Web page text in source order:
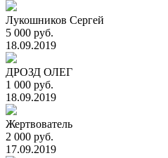
Лукошников Сергей
5 000 руб.
18.09.2019
ДРОЗД ОЛЕГ
1 000 руб.
18.09.2019
Жертвователь
2 000 руб.
17.09.2019